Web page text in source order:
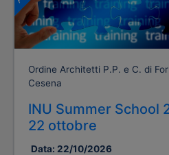
Ordine Architetti P.P. e C. di
Cesena
INU Summer School
22 ottobre
Data: 22/10/2026